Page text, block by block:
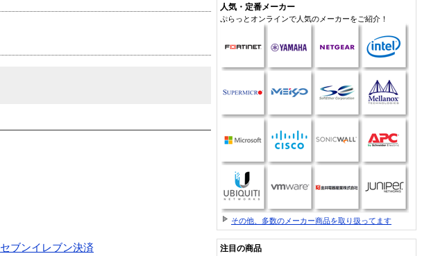
セブンイレブン決済
人気・定番メーカー
ぷらっとオンラインで人気のメーカーをご紹介！
その他、多数のメーカー商品を取り扱ってます
注目の商品